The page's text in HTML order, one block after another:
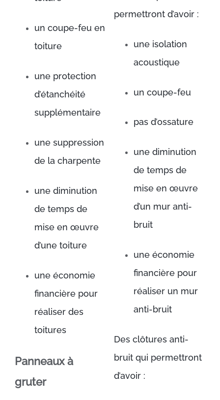
un coupe-feu en
toiture
une protection
d’étanchéité
supplémentaire
une suppression
de la charpente
une diminution
de temps de
mise en œuvre
d’une toiture
une économie
financière pour
réaliser des
toitures
Panneaux à
gruter
permettront d’avoir :
une isolation
acoustique
un coupe-feu
pas d’ossature
une diminution
de temps de
mise en œuvre
d’un mur anti-
bruit
une économie
financière pour
réaliser un mur
anti-bruit
Des clôtures anti-
bruit qui permettront
d’avoir :